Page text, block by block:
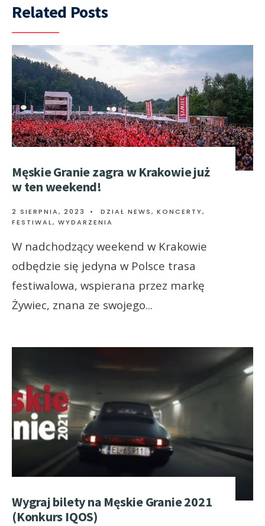
Related Posts
Męskie Granie zagra w Krakowie już
w ten weekend!
2 SIERPNIA, 2023 • DZIAŁ NEWS, KONCERTY,
FESTIWAL, WYDARZENIA
W nadchodzący weekend w Krakowie
odbędzie się jedyna w Polsce trasa
festiwalowa, wspierana przez markę
Żywiec, znana ze swojego...
Wygraj bilety na Męskie Granie 2021
(Konkurs IQOS)